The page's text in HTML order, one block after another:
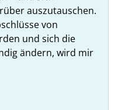
auszutauschen.
von
und sich die
ändern, wird mir